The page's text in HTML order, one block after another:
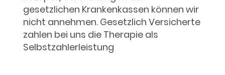
gesetzlichen Krankenkassen können wir
nicht annehmen. Gesetzlich Versicherte
zahlen bei uns die Therapie als
Selbstzahlerleistung